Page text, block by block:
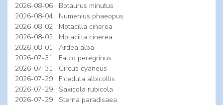
2026-08-06
Botaurus minutus
2026-08-04
Numenius phaeopus
2026-08-02
Motacilla cinerea
2026-08-02
Motacilla cinerea
2026-08-01
Ardea alba
2026-07-31
Falco peregrinus
2026-07-31
Circus cyaneus
2026-07-29
Ficedula albicollis
2026-07-29
Saxicola rubicola
2026-07-29
Sterna paradisaea